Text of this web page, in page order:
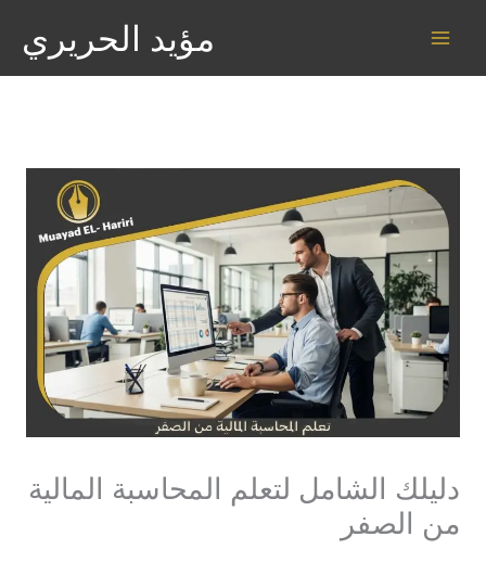
مؤيد الحريري
دليلك الشامل لتعلم المحاسبة المالية
من الصفر